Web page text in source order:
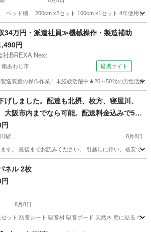
ッド柵 200cm x2セット 160cm x1セット 4年使用しま
駅 寝具
34万円・派遣社員≫機械操作・製造補助
円
社BREXA Next
南あわじ市 提携サイト
造装置の操作作業！未経験活躍中★20～50代の男性活
その他
げしました。配達も北摂、枚方、寝屋川、
大阪市内までなら可能。配送料金込みで500
ングルベッド ベッドフレーム マッ
駅 8月8日
す。 最後までお読みください。 引越しに伴い、格安で
田駅
ネル 2枚
8月8日
ット 防音シート 吸音材 吸音ボード 天然木 壁に貼る ウ